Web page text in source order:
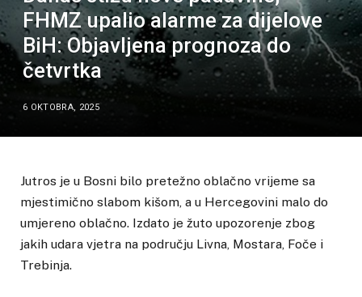
FHMZ upalio alarme za dijelove
BiH: Objavljena prognoza do
četvrtka
6 OKTOBRA, 2025
Jutros je u Bosni bilo pretežno oblačno vrijeme sa
mjestimično slabom kišom, a u Hercegovini malo do
umjereno oblačno. Izdato je žuto upozorenje zbog
jakih udara vjetra na području Livna, Mostara, Foče i
Trebinja.